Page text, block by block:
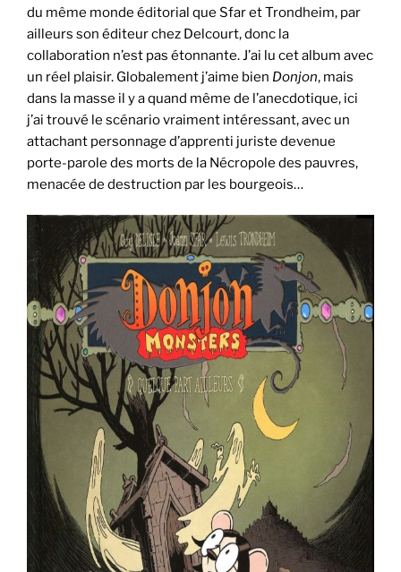
du même monde éditorial que Sfar et Trondheim, par
ailleurs son éditeur chez Delcourt, donc la
collaboration n’est pas étonnante. J’ai lu cet album avec
un réel plaisir. Globalement j’aime bien Donjon, mais
dans la masse il y a quand même de l’anecdotique, ici
j’ai trouvé le scénario vraiment intéressant, avec un
attachant personnage d’apprenti juriste devenue
porte-parole des morts de la Nécropole des pauvres,
menacée de destruction par les bourgeois…